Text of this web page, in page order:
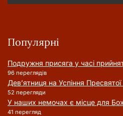
Популярні
Подружня присягa у часі
96 переглядів
Дев’ятниця на Успіння
52 перегляди
У наших немочах є місце для
41 перегляд